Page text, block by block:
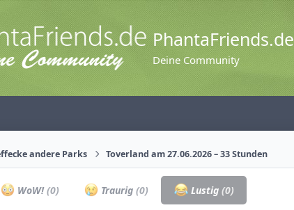
PhantaFriends.de
Deine Community
andere Parks Toverland am 27.06.2026 – 33 Stunden
WoW!(0) Traurig(0) Lustig (0)